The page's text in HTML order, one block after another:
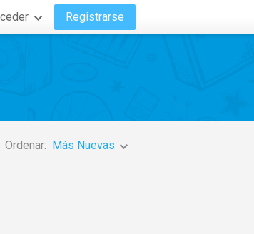
Registrarse
Ordenar: Más Nuevas